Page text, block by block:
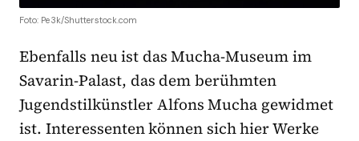
Foto: Pe3k/Shutterstock.com
Ebenfalls neu ist das Mucha-Museum im
Savarin-Palast, das dem berühmten
Jugendstilkünstler Alfons Mucha gewidmet
ist. Interessenten können sich hier Werke